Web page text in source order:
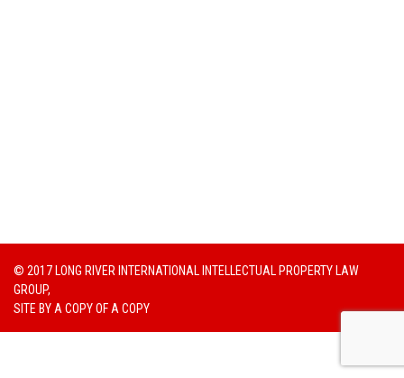
© 2017 LONG RIVER INTERNATIONAL INTELLECTUAL PROPERTY LAW
GROUP,
SITE BY A COPY OF A COPY